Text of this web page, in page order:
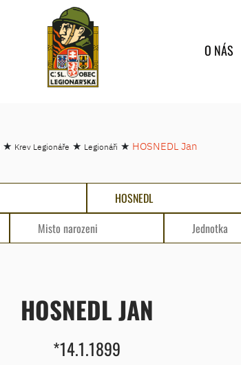
O NÁS
★ Krev Legionáře ★ Legionáři ★ HOSNEDL Jan
HOSNEDL JAN
*14.1.1899